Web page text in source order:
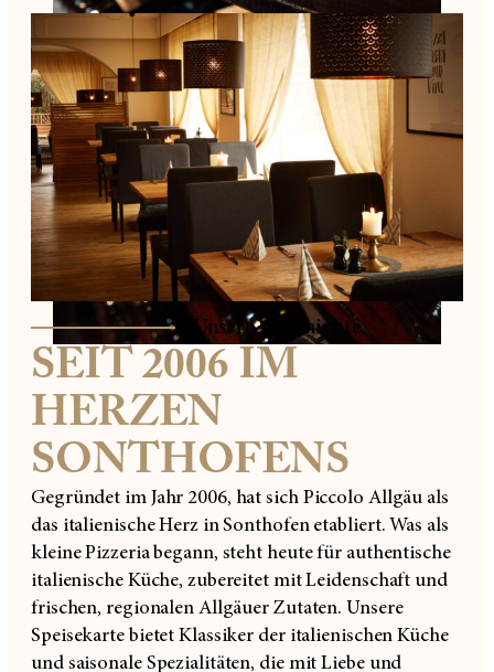
Unsere Geschichte
SEIT 2006 IM
HERZEN
SONTHOFENS
Gegründet im Jahr 2006, hat sich Piccolo Allgäu als
das italienische Herz in Sonthofen etabliert. Was als
kleine Pizzeria begann, steht heute für authentische
italienische Küche, zubereitet mit Leidenschaft und
frischen, regionalen Allgäuer Zutaten. Unsere
Speisekarte bietet Klassiker der italienischen Küche
und saisonale Spezialitäten, die mit Liebe und